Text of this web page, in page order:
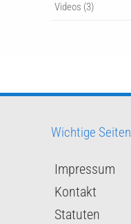
Videos (3)
Wichtige Seiten
Impressum
Kontakt
Statuten